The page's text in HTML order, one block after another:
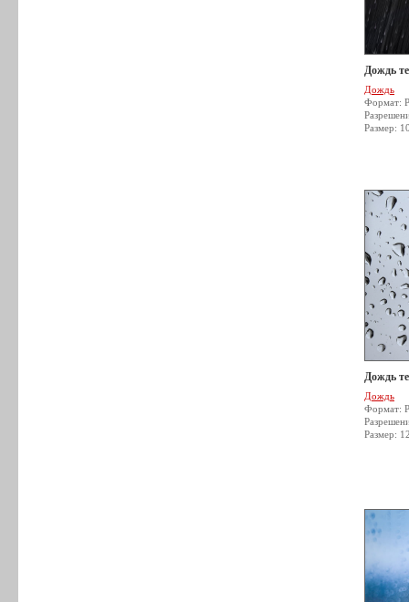
Дождь
Дождь
Формат:
Размер:
Дождь
Дождь
Формат:
Размер: